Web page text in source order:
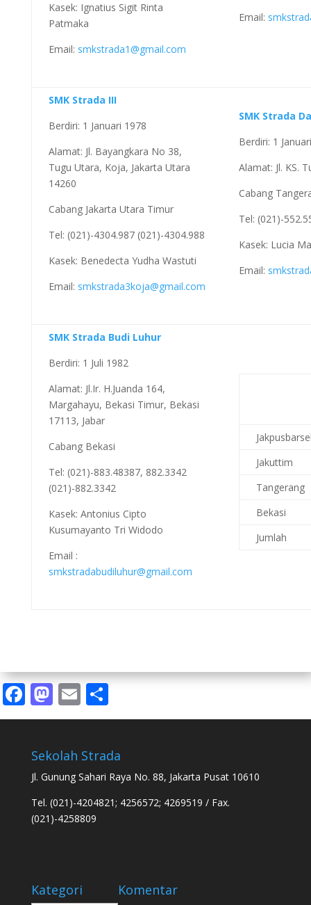
Kasek: Ignatius Sigit Rinta
Patmaka
Email: smkstrada1@gmail.com
Email:
SMK Strada III
Berdiri: 1 Januari 1978
Alamat: Jl. Bayangkara No 38,
Tugu Utara, Koja, Jakarta Utara
14260
Cabang Jakarta Utara Timur
Tel: (021)-4304.987 (021)-4304.988
Kasek: Benedecta Yudha Wastuti
Email: smkstrada3koja@gmail.com
SMK Strada
Berdiri: 1
Alamat: Jl. KS.
Cabang
Tel: (021)-
Kasek: Lucia
Email:
SMK Strada Budi Luhur
Berdiri: 1 Juli 1982
Alamat: Jl.Ir. H.Juanda 164,
Margahayu, Bekasi Timur, Bekasi
17113, Jabar
Cabang Bekasi
Tel: (021)-883.48387, 882.3342
(021)-882.3342
Kasek: Antonius Cipto
Kusumayanto Tri Widodo
Email :
smkstradabudiluhur@gmail.com
Jakuttim
Tangerang
Bekasi
Jumlah
Facebook
Mastodon
Email
Sekolah Strada
Jl. Gunung Sahari Raya No. 88, Jakarta Pusat 10610
Tel. (021)-4204821; 4256572; 4269519 / Fax.
(021)-4258809
Kategori Komentar